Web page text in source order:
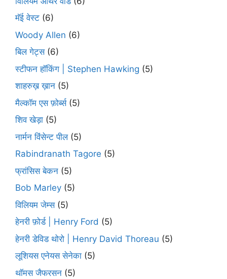
मॅई वेस्ट (6)
Woody Allen (6)
बिल गेट्स(6)
स्टीफन हॉकिंग | Stephen Hawking (5)
शाहरुख़ ख़ान (5)
मैल्कॉम एस फ़ोर्ब्स(5)
शिव खेड़ा (5)
नार्मन विंसेन्ट पील(5)
Rabindranath Tagore (5)
फ्रांसिस बेकन (5)
Bob Marley (5)
विलियम जेम्स(5)
हेनरी फ़ोर्ड | Henry Ford (5)
हेनरी डेविड थोरो | Henry David Thoreau (5)
लूशियस एनेयस सेनेका (5)
थॉमस जैफरसन (5)